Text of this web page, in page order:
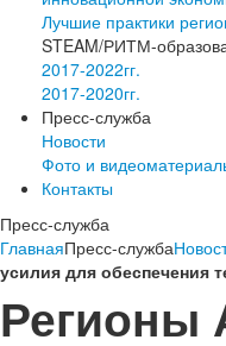
Лучшие практики
STEAM/РИТМ-
2017-2022гг.
2017-2020гг.
Пресс-служба
Новости
Фото и
Контакты
Пресс-служба
ГлавнаяПресс-служба
усилия для обеспечения
Регионы